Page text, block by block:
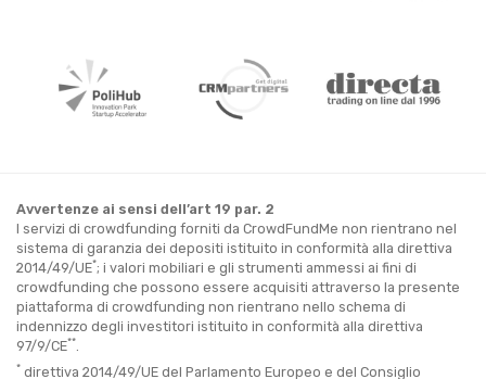
Avvertenze ai sensi dell’art 19 par. 2
I servizi di crowdfunding forniti da CrowdFundMe non rientrano nel
sistema di garanzia dei depositi istituito in conformità alla direttiva
2014/49/UE*; i valori mobiliari e gli strumenti ammessi ai fini di
crowdfunding che possono essere acquisiti attraverso la presente
piattaforma di crowdfunding non rientrano nello schema di
indennizzo degli investitori istituito in conformità alla direttiva
97/9/CE**
* direttiva 2014/49/UE del Parlamento Europeo e del Consiglio